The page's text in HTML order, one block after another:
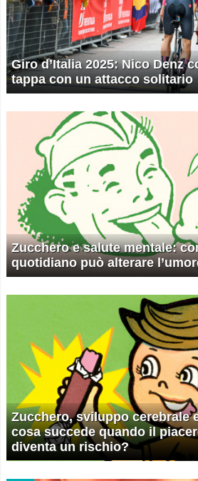
Giro d’Italia 2025: Nico Denz
tappa con un attacco solitario
Zucchero e salute mentale:
quotidiano può alterare
Zucchero, sviluppo cerebrale
cosa succede quando il
diventa un rischio?